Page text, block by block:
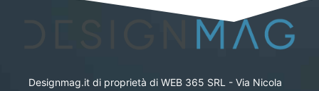
Designmag.it di proprietà di WEB 365 SRL - Via Nicola